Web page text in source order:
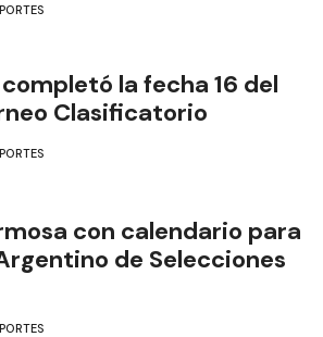
completó la fecha 16 del
Clasificatorio
con calendario para
de Selecciones